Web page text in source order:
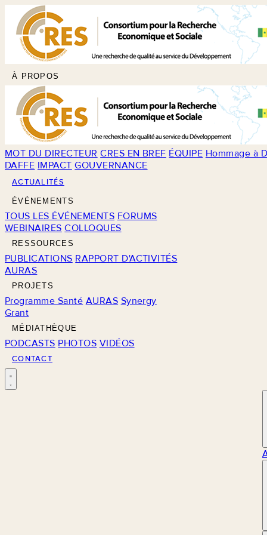
À PROPOS
MOT DU DIRECTEUR CRES EN BREF ÉQUIPE Hommage à
DAFFE IMPACT GOUVERNANCE
ACTUALITÉS
ÉVÉNEMENTS
TOUS LES ÉVÉNEMENTS FORUMS
WEBINAIRES COLLOQUES
RESSOURCES
PUBLICATIONS RAPPORT D'ACTIVITÉS
AURAS
PROJETS
Programme Santé AURAS Synergy
Grant
MÉDIATHÈQUE
PODCASTS PHOTOS VIDÉOS
CONTACT